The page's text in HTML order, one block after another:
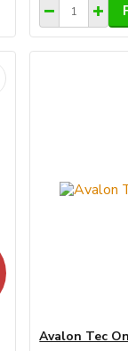
Avalon Tec